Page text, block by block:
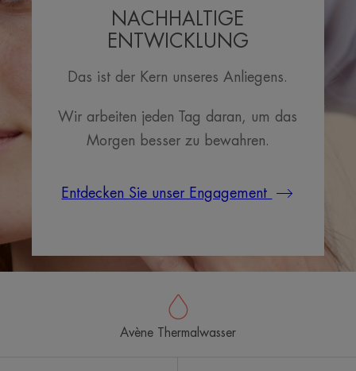
NACHHALTIGE
ENTWICKLUNG
Das ist der Kern unseres Anliegens.
Wir arbeiten jeden Tag daran, um das
Morgen besser zu bewahren.
Entdecken Sie unser Engagement
Avène Thermalwasser